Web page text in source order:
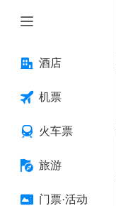
酒店
机票
火车票
旅游
门票·活动